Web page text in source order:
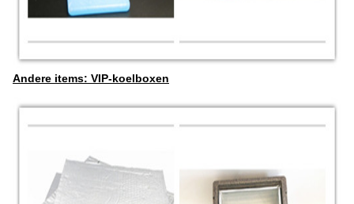
Andere items: VIP-koelboxen